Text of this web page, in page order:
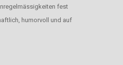
fest
humorvoll und auf